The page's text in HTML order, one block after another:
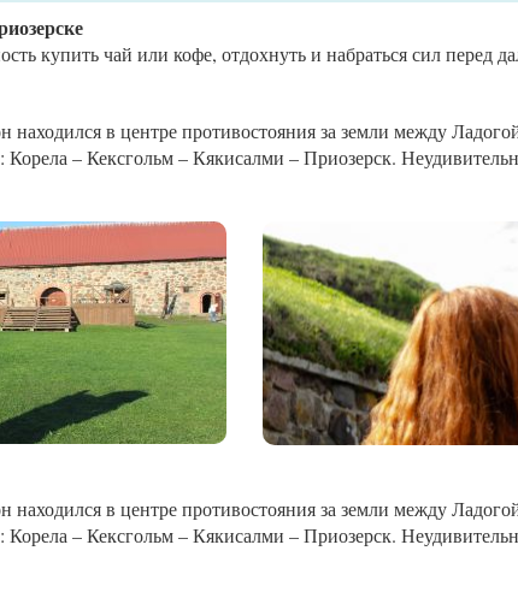
купить чай или кофе, отдохнуть и набраться сил перед
находился в центре противостояния за земли между
– Кексгольм – Кякисалми – Приозерск.
находился в центре противостояния за земли между
– Кексгольм – Кякисалми – Приозерск.